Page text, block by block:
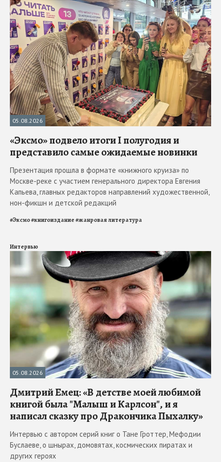
05.08.2026
«Эксмо» подвело итоги I полугодия и
представило самые ожидаемые новинки
Презентация прошла в формате «книжного круиза» по
Москве-реке с участием генерального директора Евгения
Капьева, главных редакторов направлений художественной,
нон-фикшн и детской редакций
#Эксмо#книгоиздание#жанровая литература
Интервью
05.08.2026
Дмитрий Емец: «В детстве моей любимой
книгой была "Малыш и Карлсон", и я
написал сказку про Дракончика Пыхалку»
Интервью с автором серий книг о Тане Гроттер, Мефодии
Буслаеве, о шнырах, домовятах, космических пиратах и
других героях